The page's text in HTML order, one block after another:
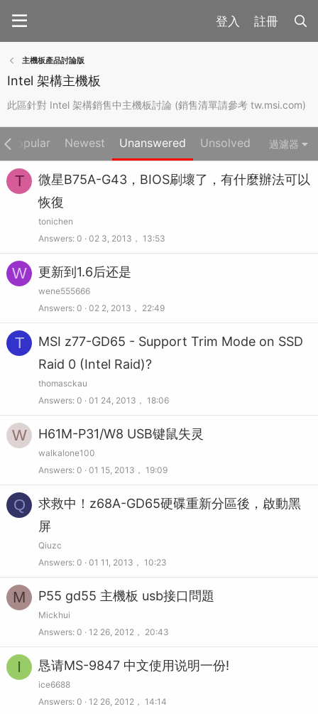
註冊
主機板產品討論版
Intel 架構主機板
此區針對 Intel 架構銷售中主機板討論 (銷售清單請參考 tw.msi.com)
Popular Newest Unanswered Unsolved 過濾器
T
微星B75A-G43，BIOS刷壞了，有什麼辦法可以
恢復
tonichen
Answers 0 02 3, 2013， 13:53
W 更新到1.6后还是
wene555666
Answers 0 02 2, 2013， 22:49
T
MSI z77-GD65 - Support Trim Mode on SSD
Raid 0 (Intel Raid)?
thomasckau
Answers 0 01 24, 2013， 18:06
W H61M-P31/W8 USB键鼠失灵
walkalone100
Answers 0 01 15, 2013， 19:09
Q
求救中！z68A-GD65硬碟重新分區後，啟動黑
屏
Qiuzc
Answers 0 01 11, 2013， 10:23
M P55 gd55 主機板 usb接口問題
Mickhui
Answers 0 12 26, 2012， 20:43
I 恳请MS-9847 中文使用说明一份!
ice6688
Answers 0 12 26, 2012， 14:14